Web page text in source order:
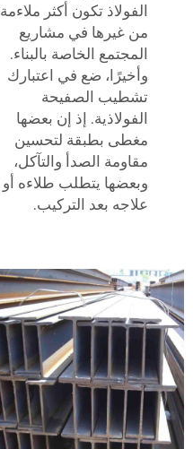
الفولاذ تكون أكثر ملاءمة
من غيرها في مشاريع
المجتمع الخاصة بالبناء.
وأخيرًا، ضع في اعتبارك
تشطيب الصفيحة
الفولاذية. إذ إن بعضها
مغطى بطبقة لتحسين
مقاومة الصدأ والتآكل،
وبعضها يتطلب طلاءه أو
علاجه بعد التركيب.